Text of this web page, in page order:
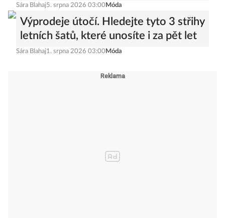
Sára Blahaj5. srpna 2026 03:00 Móda
Výprodeje útočí. Hledejte tyto 3 střihy
letních šatů, které unosíte i za pět let
Sára Blahaj1. srpna 2026 03:00 Móda